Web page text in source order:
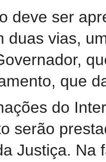
deve ser
duas vias,
que
do
serão
Justiça. Na